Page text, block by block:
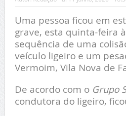
Uma pessoa ficou em
grave, esta quinta-feira
sequência de uma
veículo ligeiro e um
Vermoim, Vila Nova de
De acordo com o Grupo
condutora do ligeiro,